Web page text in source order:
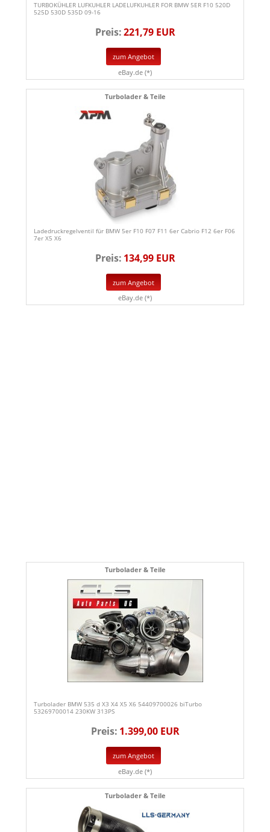
TURBOKÜHLER LUFKUHLER LADELUFKUHLER FOR BMW 5ER F10 520D
525D 530D 535D 09-16
Preis:221,79 EUR
zum Angebot
eBay.de (*)
Turbolader & Teile
Ladedruckregelventil für BMW 5er F10 F07 F11 6er Cabrio F12 6er F06
7er X5 X6
Preis: 134,99 EUR
zum Angebot
eBay.de (*)
Turbolader & Teile
Turbolader BMW 535 d X3 X4 X5 X6 54409700026 biTurbo
53269700014 230KW 313PS
Preis: 1.399,00 EUR
zum Angebot
eBay.de (*)
Turbolader & Teile